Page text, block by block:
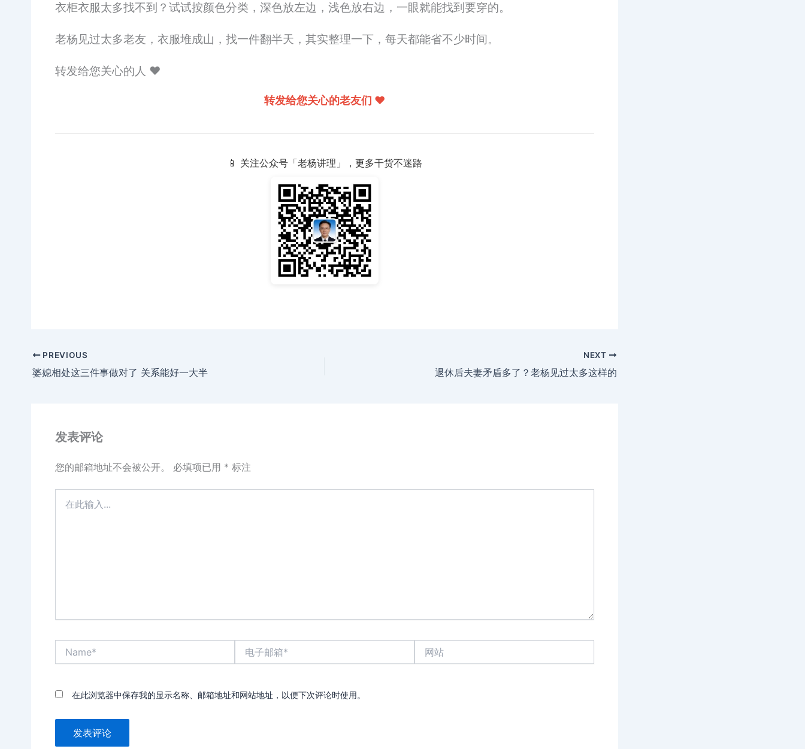
衣柜衣服太多找不到？试试按颜色分类，深色放左边，浅色放右边，一眼就能找到要穿的。
老杨见过太多老友，衣服堆成山，找一件翻半天，其实整理一下，每天都能省不少时间。
转发给您关心的人 ❤️
转发给您关心的老友们 ❤️
📱 关注公众号「老杨讲理」，更多干货不迷路
PREVIOUS
婆媳相处这三件事做对了 关系能好一大半
NEXT
退休后夫妻矛盾多了？老杨见过太多这样的
发表评论
您的邮箱地址不会被公开。 必填项已用 * 标注
*
在此浏览器中保存我的显示名称、邮箱地址和网站地址，以便下次评论时使用。